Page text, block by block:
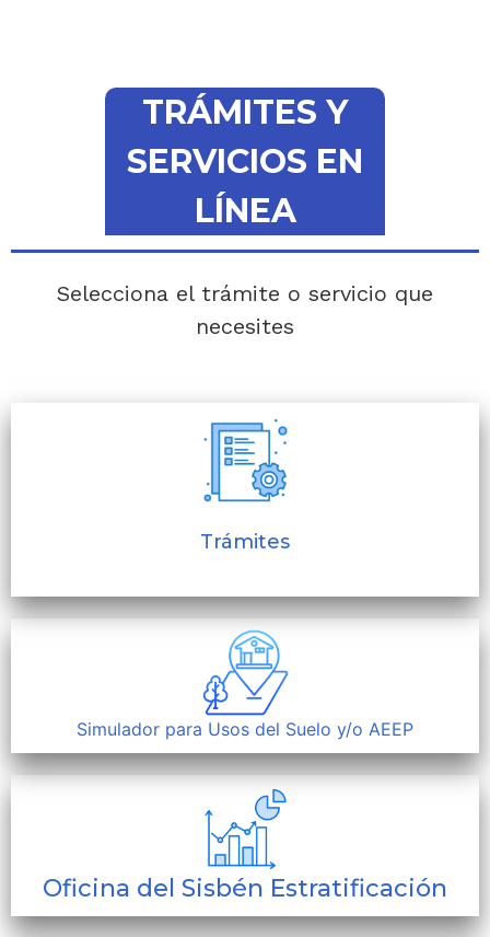
TRÁMITES Y
SERVICIOS EN
LÍNEA
Selecciona el trámite o servicio que
necesites
Trámites
Simulador para Usos del Suelo y/o AEEP
Oficina del Sisbén Estratificación